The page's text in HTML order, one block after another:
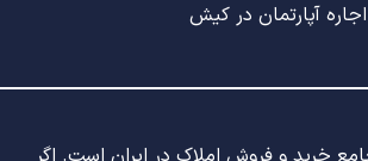
اجاره آپارتمان در کیش